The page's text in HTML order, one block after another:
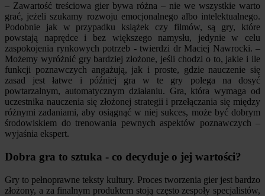
– Zawartość treściowa gier bywa różna – nie we wszystkie warto
grać, jeżeli szukamy rozwoju emocjonalnego albo intelektualnego.
Podobnie jak w przypadku książek czy filmów, są gry, które
powstają naprędce i bez większego namysłu, jedynie w celu
zaspokojenia rynkowych potrzeb - twierdzi dr Maciej Nawrocki. –
Możemy wyróżnić gry bardziej złożone, jeśli chodzi o to, jakie i ile
funkcji poznawczych angażują, jak i proste, gdzie nauczenie się
zasad jest łatwe i później gra w te gry polega na dosyć
powtarzalnym, automatycznym działaniu. Gra, która wymaga od
uczestnika nauczenia się złożonej strategii i przełączania się między
różnymi zadaniami, aby osiągnąć w niej sukces, może być dobrym
środowiskiem do trenowania pewnych aspektów poznawczych –
wyjaśnia ekspert.
Dobra gra to sztuka - co decyduje o jej wartości?
Gry to pełnoprawne teksty kultury. Proces tworzenia gier jest bardzo
złożony, a za finalnym produktem stoją często zespoły specjalistów,